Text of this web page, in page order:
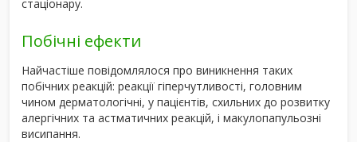
стаціонару.
Побічні ефекти
Найчастіше повідомлялося про виникнення таких
побічних реакцій: реакції гіперчутливості, головним
чином дерматологічні, у пацієнтів, схильних до розвитку
алергічних та астматичних реакцій, і макулопапульозні
висипання.